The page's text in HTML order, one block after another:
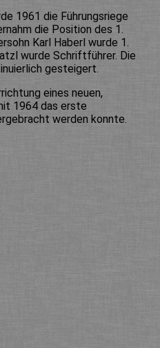
1961 die Führungsriege
die Position des 1.
Karl Haberl wurde 1.
wurde Schriftführer. Die
gesteigert.
eines neuen,
1964 das erste
werden konnte.